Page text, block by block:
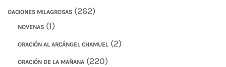
OACIONES MILAGROSAS (262)
NOVENAS (1)
ORACIÓN AL ARCÁNGEL CHAMUEL (2)
ORACIÓN DE LA MAÑANA (220)